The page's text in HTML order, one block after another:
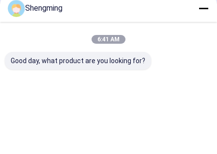
自動Seamer機械
Shengming
6:41 AM
Good day, what product are you looking for?